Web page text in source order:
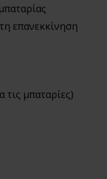
επανεκκίνηση
τις μπαταρίες)